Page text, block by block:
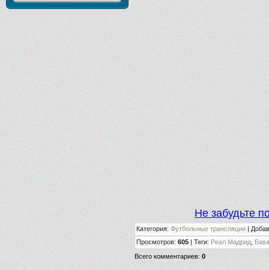
Не забудьте
Категория: Футбольные трансляции
Просмотров: 605 Теги: Реал Мадрид,
Всего комментариев: 0